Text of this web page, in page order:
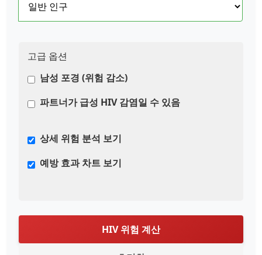
고급 옵션
남성 포경 (위험 감소)
파트너가 급성 HIV 감염일 수 있음
상세 위험 분석 보기
예방 효과 차트 보기
HIV 위험 계산